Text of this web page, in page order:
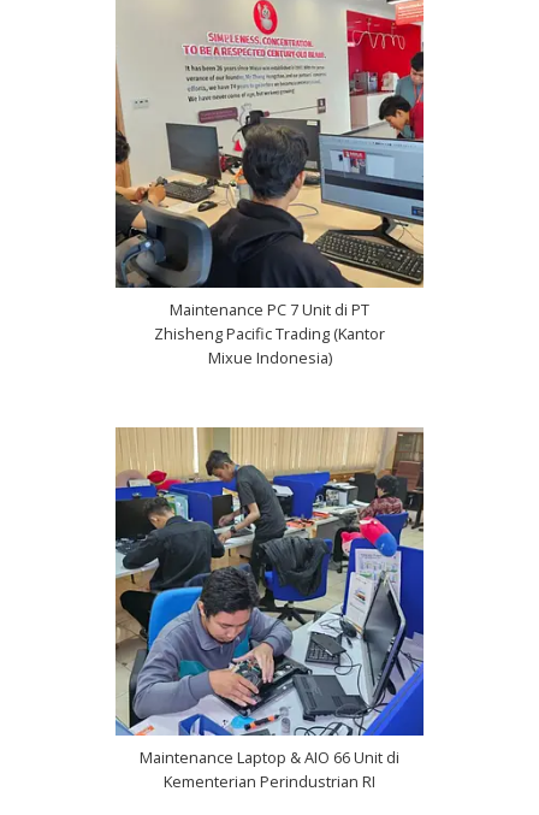
Maintenance PC 7 Unit di PT
Zhisheng Pacific Trading (Kantor
Mixue Indonesia)
Maintenance Laptop & AIO 66 Unit di
Kementerian Perindustrian RI